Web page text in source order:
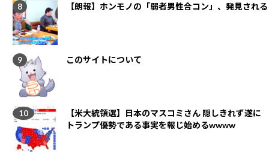
【朗報】ホンモノの「弱者男性合コン」、発見される
このサイトについて
【米大統領選】日本のマスコミさん 隠しきれず遂に
トランプ優勢である事実を報じ始めるwwww